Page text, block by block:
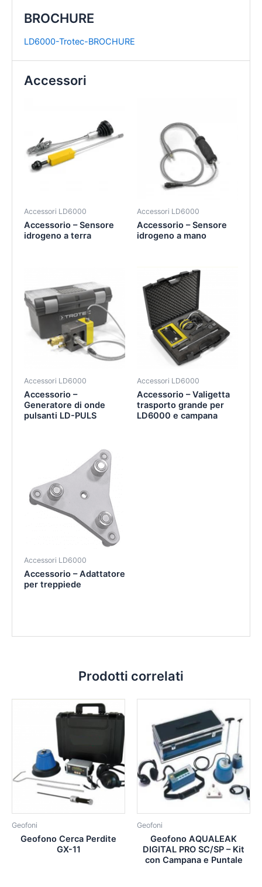
BROCHURE
LD6000-Trotec-BROCHURE
Accessori
Accessori LD6000
Accessorio – Sensore
idrogeno a terra
Accessori LD6000
Accessorio – Sensore
idrogeno a mano
Accessori LD6000
Accessorio –
Generatore di onde
pulsanti LD-PULS
Accessori LD6000
Accessorio – Valigetta
trasporto grande per
LD6000 e campana
Accessori LD6000
Accessorio – Adattatore
per treppiede
Prodotti correlati
Geofoni
Geofono Cerca Perdite
GX-11
Geofoni
Geofono AQUALEAK
DIGITAL PRO SC/SP – Kit
con Campana e Puntale